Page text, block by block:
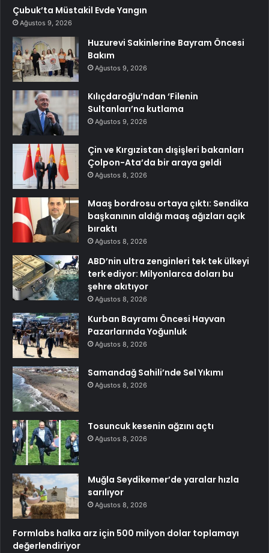
Çubuk’ta Müstakil Evde Yangın
Ağustos 9, 2026
Huzurevi Sakinlerine Bayram Öncesi
Bakım
Ağustos 9, 2026
Kılıçdaroğlu’ndan ‘Filenin
Sultanları’na kutlama
Ağustos 9, 2026
Çin ve Kırgızistan dışişleri bakanları
Çolpon-Ata’da bir araya geldi
Ağustos 8, 2026
Maaş bordrosu ortaya çıktı: Sendika
başkanının aldığı maaş ağızları açık
bıraktı
Ağustos 8, 2026
ABD’nin ultra zenginleri tek tek ülkeyi
terk ediyor: Milyonlarca doları bu
şehre akıtıyor
Ağustos 8, 2026
Kurban Bayramı Öncesi Hayvan
Pazarlarında Yoğunluk
Ağustos 8, 2026
Samandağ Sahili’nde Sel Yıkımı
Ağustos 8, 2026
Tosuncuk kesenin ağzını açtı
Ağustos 8, 2026
Muğla Seydikemer’de yaralar hızla
sarılıyor
Ağustos 8, 2026
Formlabs halka arz için 500 milyon dolar toplamayı
değerlendiriyor